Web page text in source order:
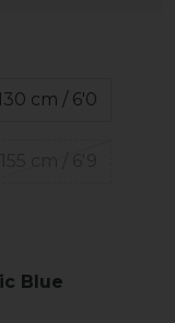
cm / 6'0
Blue